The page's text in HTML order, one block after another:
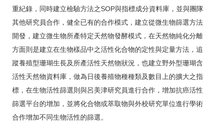
重紀錄，同時建立檢驗方法之SOP與指標成分資料庫，並與團隊
其他研究員合作，健全已有的合作模式，建立從微生物篩選方法
開發，建立微生物所產特定天然物發酵模式，在天然物純化分離
方面則是建立在生物樣品中之活性化合物的定性與定量方法，追
蹤養殖型珊瑚生長及所產活性天然物狀況，也建立野外型珊瑚含
活性天然物資料庫，做為日後養殖物種種類及數目上的擴大之指
標，在生物活性篩選則與呂美津研究員進行合作，增加抗癌活性
篩選平台的增加，並將化合物或萃取物與外校研究單位進行學術
合作增加不同生物活性的篩選。